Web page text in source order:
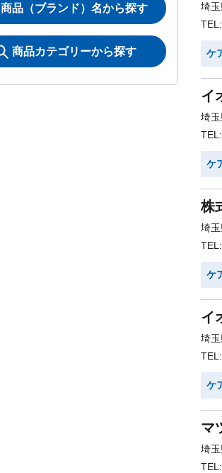
商品（ブランド）名から探す
商品カテゴリーから探す
埼
ケ
イ
埼
ケ
株
埼
ケ
イ
埼
ケ
マ
埼